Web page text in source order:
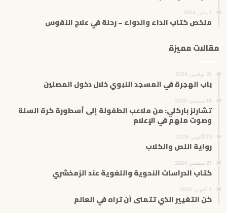
1 يناير، 2024
ملخص كتاب الداء والدواء – رحلة في علاج النفوس
مقالات مميزة
21 نوفمبر، 2025
باب الهجرة في المسجد النبوي خلال دخول المصلين
19 سبتمبر، 2025
تشارلز باركلي: من ملاعب الطفولة إلى أسطورة كرة السلة
وصوت ملهم في الإعلام
23 أكتوبر، 2024
رواية اللص والكلاب
21 سبتمبر، 2024
كتاب الدراسات النحوية واللغوية عند الزمخشري
1 أكتوبر، 2025
كن التغيير الذي تتمنى أن تراه في العالم